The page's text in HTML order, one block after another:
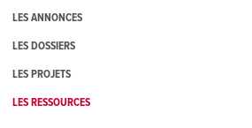
LES ANNONCES
LES DOSSIERS
LES PROJETS
LES RESSOURCES